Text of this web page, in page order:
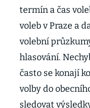
termín a čas
voleb v Praze a
volební
hlasování.
často se konají
volby do
sledovat